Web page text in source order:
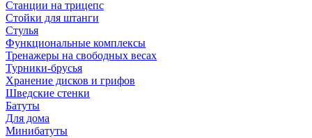
Станции на трицепс
Стойки для штанги
Стулья
Функциональные комплексы
Тренажеры на свободных весах
Турники-брусья
Хранение дисков и грифов
Шведские стенки
Батуты
Для дома
Минибатуты